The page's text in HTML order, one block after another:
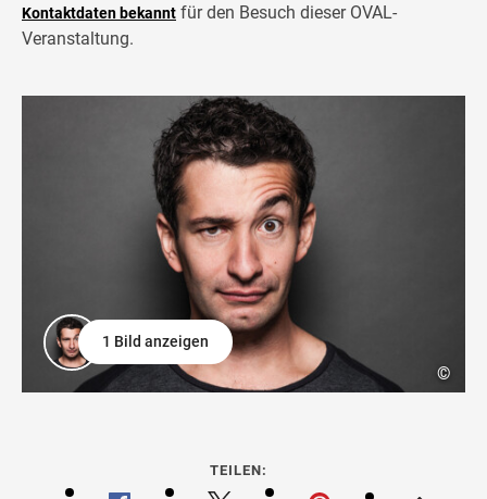
Kontaktdaten bekannt für den Besuch dieser OVAL-
Veranstaltung.
©
1 Bild anzeigen
TEILEN: